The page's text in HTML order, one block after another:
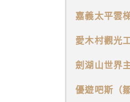
嘉義太平雲
愛木村觀光
劍湖山世界
優遊吧斯（